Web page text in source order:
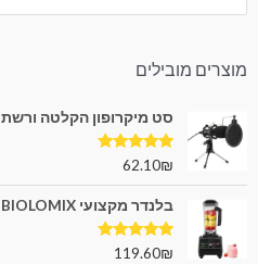
מוצרים מובילים
סט מיקרופון הקלטה ורשת MY MIC
דורג 5.00
62.10₪
בלנדר מקצועי 2200W BIOLOMIX
דורג5.00
119.60₪